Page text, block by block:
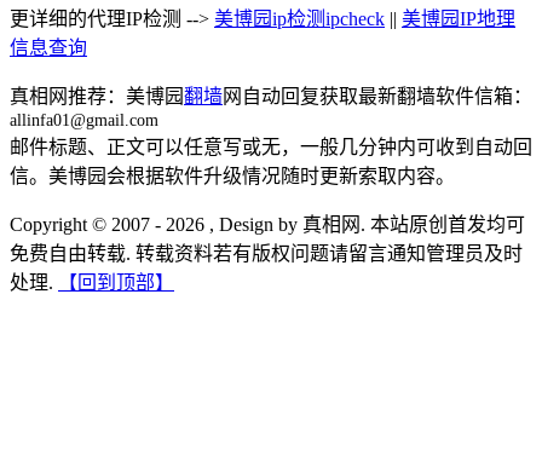
更详细的代理IP检测 --> 美博园ip检测ipcheck || 美博园IP地理
信息查询
真相网推荐：美博园翻墙网自动回复获取最新翻墙软件信箱：
allinfa01@gmail.com
邮件标题、正文可以任意写或无，一般几分钟内可收到自动回
信。美博园会根据软件升级情况随时更新索取内容。
Copyright © 2007 - 2026 , Design by 真相网. 本站原创首发均可
免费自由转载. 转载资料若有版权问题请留言通知管理员及时
处理.
【回到顶部】